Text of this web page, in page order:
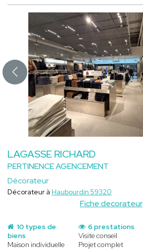
LAGASSE RICHARD
PERTINENCE AGENCEMENT
Décorateur
Fiche decorateur
Décorateur à Haubourdin 59320
10 types de
biens
Maison individuelle
6 prestations
Visite conseil
Projet complet